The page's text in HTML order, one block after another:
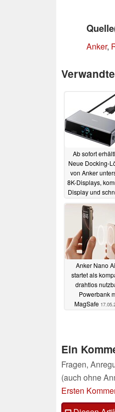
Anker,
Ab sofort
Neue Docking-
von Anker
8K-Displays,
Display und
Anker Nano
startet als
drahtlos
Powerbank
MagSafe
Ein
Fragen,
(auch ohne
Ersten